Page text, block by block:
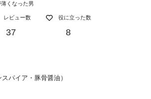
くなった男
レビュー数
37
役に立った数
8
パイア・豚骨醤油）